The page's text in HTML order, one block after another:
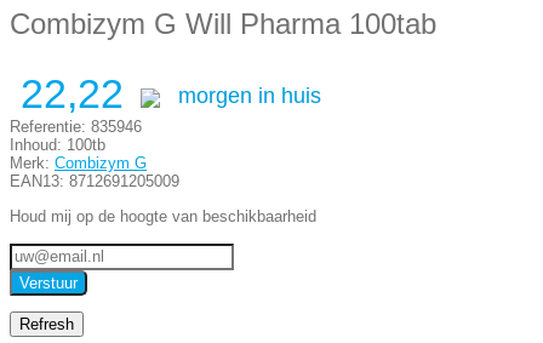
Combizym G Will Pharma 100tab
22,22 morgen in huis
Referentie: 835946
Inhoud: 100tb
Merk: Combizym G
EAN13: 8712691205009
Houd mij op de hoogte van beschikbaarheid
Verstuur